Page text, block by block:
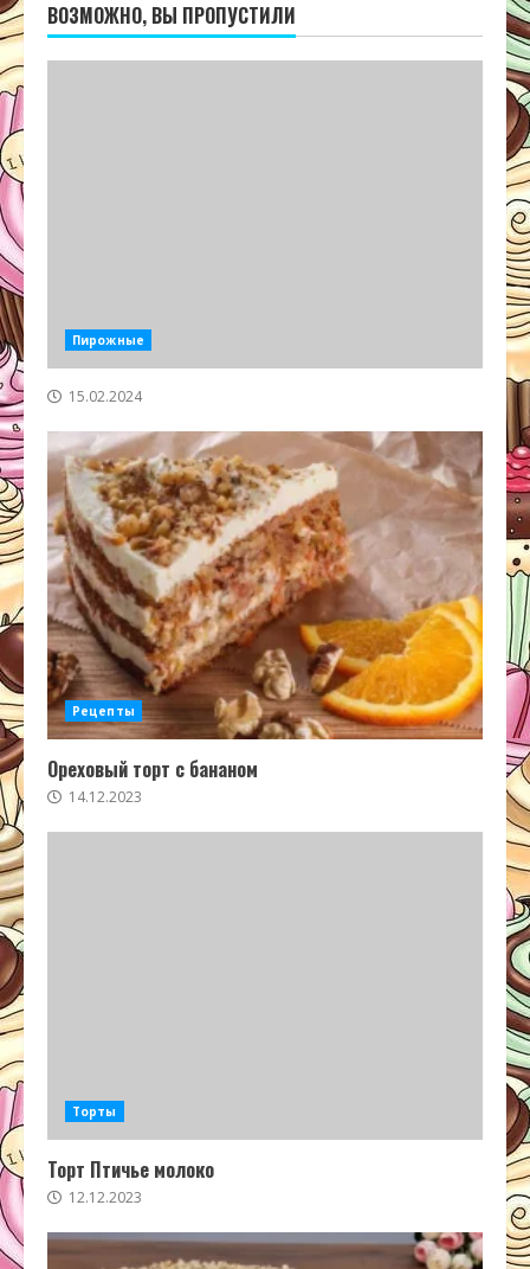
ВОЗМОЖНО, ВЫ ПРОПУСТИЛИ
Пирожные
15.02.2024
Рецепты
Ореховый торт с бананом
14.12.2023
Торты
Торт Птичье молоко
12.12.2023